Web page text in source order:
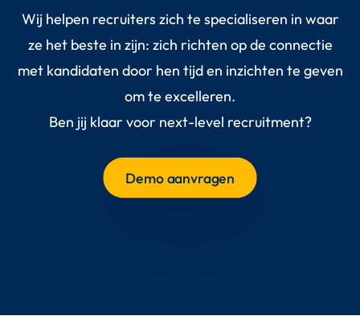
Wij helpen recruiters zich te specialiseren in waar
ze het beste in zijn: zich richten op de connectie
met kandidaten door hen tijd en inzichten te geven
om te excelleren.
Ben jij klaar voor next-level recruitment?
Demo aanvragen